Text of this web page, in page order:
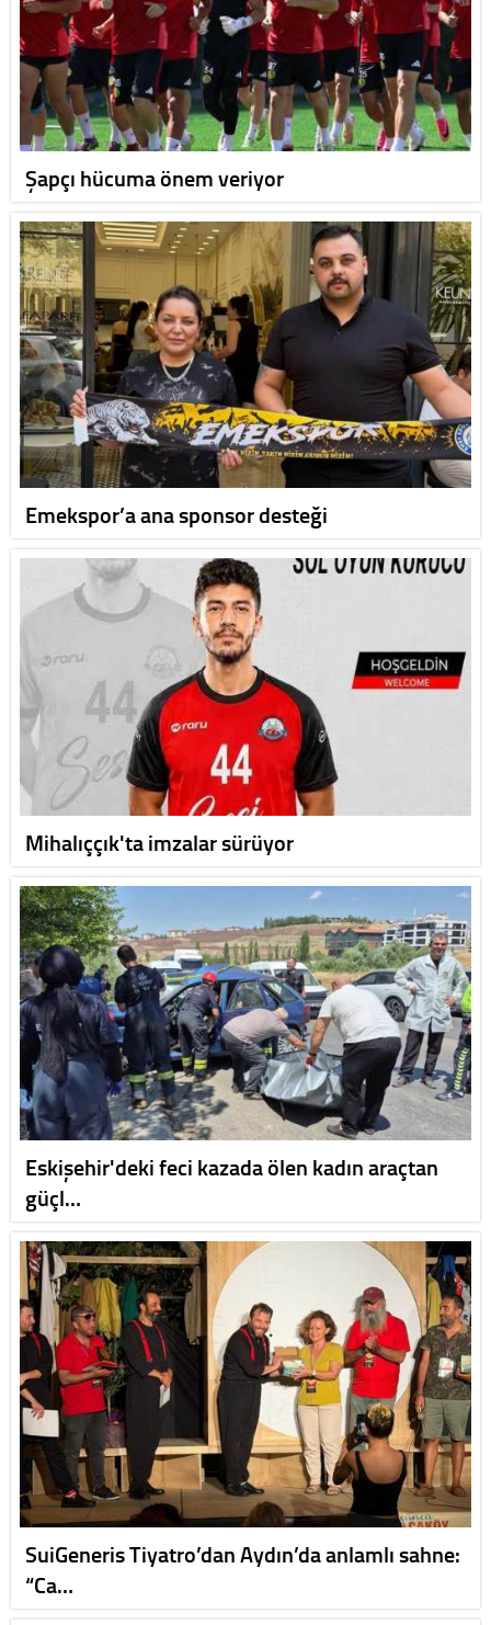
Şapçı hücuma önem veriyor
Emekspor’a ana sponsor desteği
Mihalıççık'ta imzalar sürüyor
Eskişehir'deki feci kazada ölen kadın araçtan
güçl…
SuiGeneris Tiyatro’dan Aydın’da anlamlı sahne:
“Ca…